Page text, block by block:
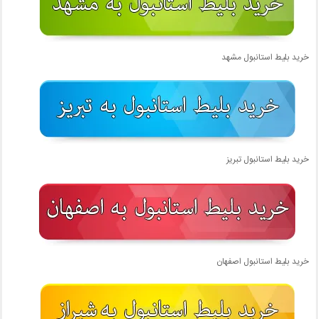
خرید بلیط استانبول مشهد
خرید بلیط استانبول تبریز
خرید بلیط استانبول اصفهان